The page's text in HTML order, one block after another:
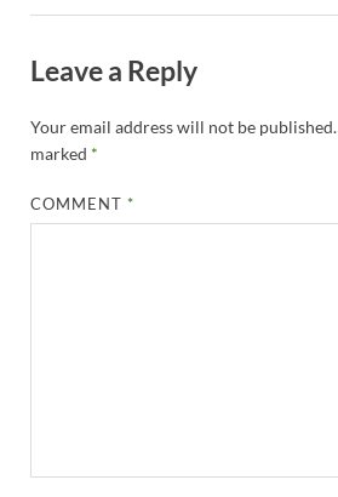
Leave a Reply
Your email address will not be published.
marked *
COMMENT*